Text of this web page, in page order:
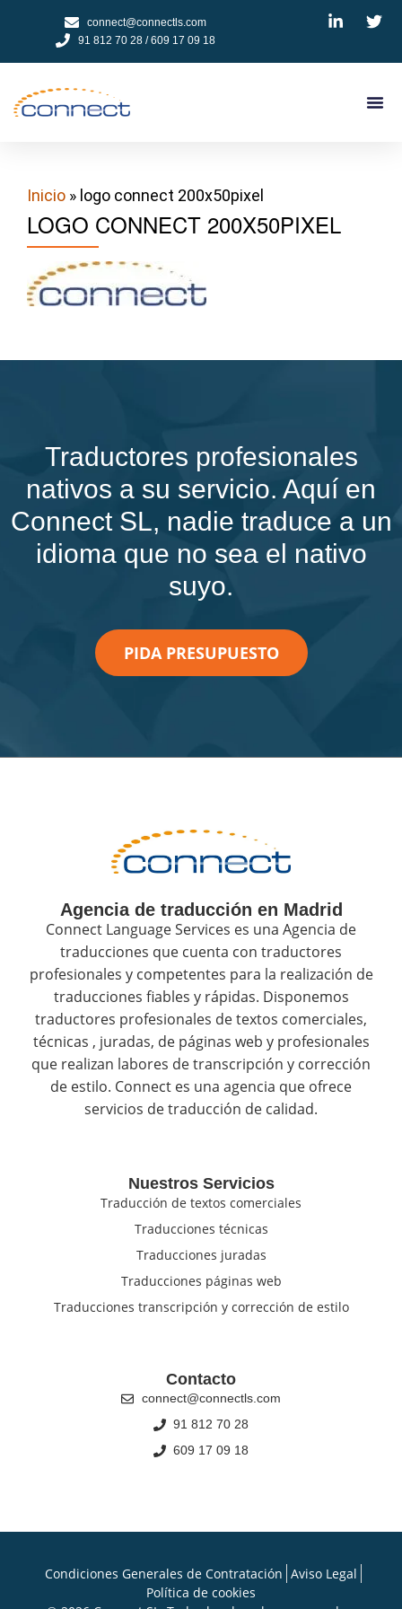
connect@connectls.com
91 812 70 28 / 609 17 09 18
Inicio » logo connect 200x50pixel
LOGO CONNECT 200X50PIXEL
Traductores profesionales
nativos a su servicio. Aquí en
Connect SL, nadie traduce a un
idioma que no sea el nativo
suyo.
PIDA PRESUPUESTO
Agencia de traducción en Madrid
Connect Language Services es una Agencia de
traducciones que cuenta con traductores
profesionales y competentes para la realización de
traducciones fiables y rápidas. Disponemos
traductores profesionales de textos comerciales,
técnicas , juradas, de páginas web y profesionales
que realizan labores de transcripción y corrección
de estilo. Connect es una agencia que ofrece
servicios de traducción de calidad.
Nuestros Servicios
Traducción de textos comerciales
Traducciones técnicas
Traducciones juradas
Traducciones páginas web
Traducciones transcripción y corrección de estilo
Contacto
connect@connectls.com
91 812 70 28
609 17 09 18
Condiciones Generales de Contratación Aviso Legal
Política de cookies